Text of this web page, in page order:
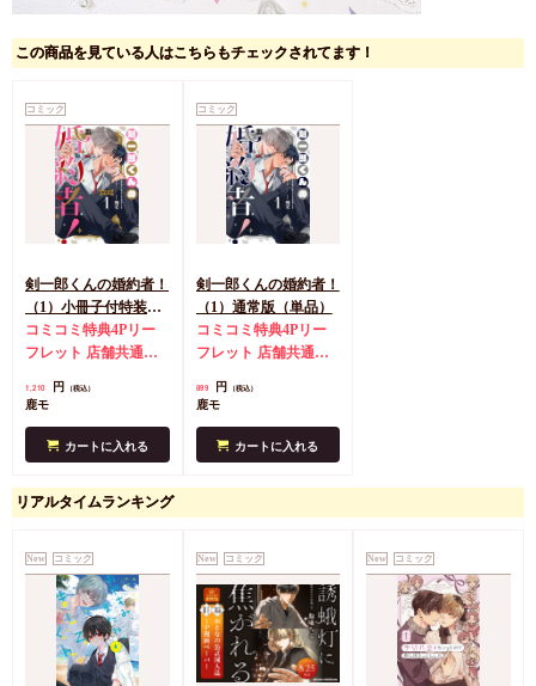
この商品を見ている人はこちらもチェックされてます！
コミック
剣一郎くんの婚約者！
（1）小冊子付特装版
（単品）
コミコミ特典4Pリー
フレット 店舗共通特
1,210 円 （税込）
鹿モ
カートに入れる
コミック
剣一郎くんの婚約者！
（1）通常版（単品）
コミコミ特典4Pリー
フレット 店舗共通特
899 円 （税込）
鹿モ
カートに入れる
リアルタイムランキング
New コミック New コミック New コミック